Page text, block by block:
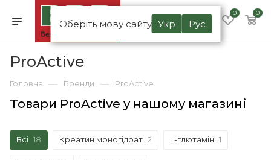
Оберіть мову сайту Укр Рус
0 0
ProActive
Головна — Бренди — ProActive
Товари ProActive у нашому магазині
Всі 18 Креатин моногідрат 2 L-глютамін 1